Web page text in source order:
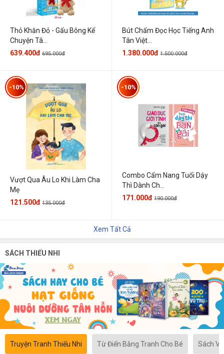
Thỏ Khăn Đỏ - Gấu Bông Kể
Chuyện Tâ...
639.400đ 695.000đ
Bút Chấm Đọc Học Tiếng Anh
Tân Việt...
1.380.000đ 1.500.000đ
Vượt Qua Âu Lo Khi Làm Cha
Mẹ
-10%
121.500đ 135.000đ
Combo Cẩm Nang Tuổi Dậy
Thì Dành Ch...
-10%
171.000đ 190.000đ
Xem Tất Cả
SÁCH THIẾU NHI
Truyện Tranh Thiếu Nhi Từ Điển Bằng Tranh Cho Bé Sách